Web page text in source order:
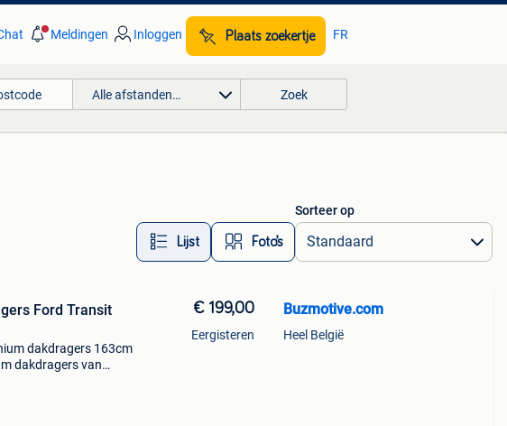
Meldingen Inloggen Plaats zoekertje FR
Alle afstanden… Zoek
Lijst Foto’s
Sorteer op
Ford Transit
dakdragers 163cm
dakdragers van
€ 199,00
Eergisteren
Buzmotive.com
Heel België